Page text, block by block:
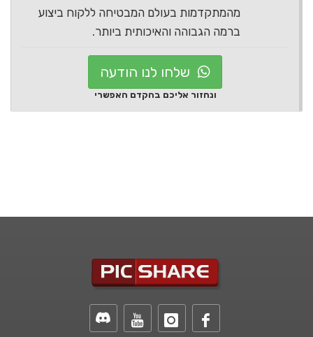
מהמתקדמות בעולם המבטיחה ללקוח ביצוע
ברמה הגבוהה והאיכותית ביותר.
שלחו לנו הודעה
ונחזור אליכם בהקדם האפשרי